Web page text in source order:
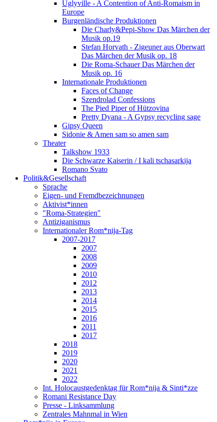
Uglyville - A Contention of Anti-Romaism in
Europe
Burgenländische Produktionen
Die Charly&Pepi-Show Das Märchen der
Musik op.19
Stefan Horvath - Zigeuner aus Oberwart
Das Märchen der Musik op. 18
Die Roma-Schauer Das Märchen der
Musik op. 16
Internationale Produktionen
Faces of Change
Szendrolad Confessions
The Pied Piper of Hützovina
Pretty Dyana - A Gypsy recycling sage
Gipsy Queen
Sidonie & Amen sam so amen sam
Theater
Talkshow 1933
Die Schwarze Kaiserin / I kali tschasarkija
Romano Svato
Politik&Gesellschaft
Sprache
Eigen- und Fremdbezeichnungen
Aktivist*innen
"Roma-Strategien"
Antiziganismus
Internationaler Rom*nija-Tag
2007-2017
2007
2008
2009
2010
2012
2013
2014
2015
2016
2011
2017
2018
2019
2020
2021
2022
Int. Holocaustgedenktag für Rom*nija & Sinti*zze
Romani Resistance Day
Presse - Linksammlung
Zentrales Mahnmal in Wien